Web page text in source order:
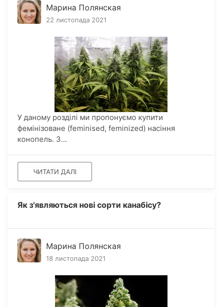
Марина Полянская
22 листопада 2021
У даному розділі ми пропонуємо купити
фемінізоване (feminised, feminized) насіння
конопель. З...
ЧИТАТИ ДАЛІ
Як з'являються нові сорти канабісу?
Марина Полянская
18 листопада 2021